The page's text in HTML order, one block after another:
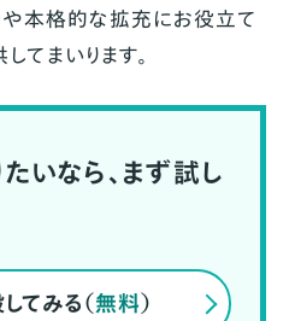
本格的な拡充にお役立て
てまいります。
いなら、まず試し
てみる（無料）